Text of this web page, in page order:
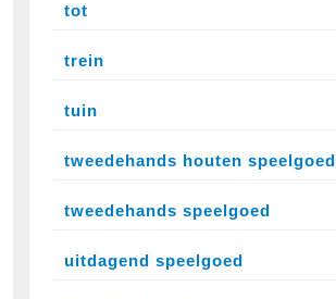
tot
trein
tuin
tweedehands houten speelgoed
tweedehands speelgoed
uitdagend speelgoed